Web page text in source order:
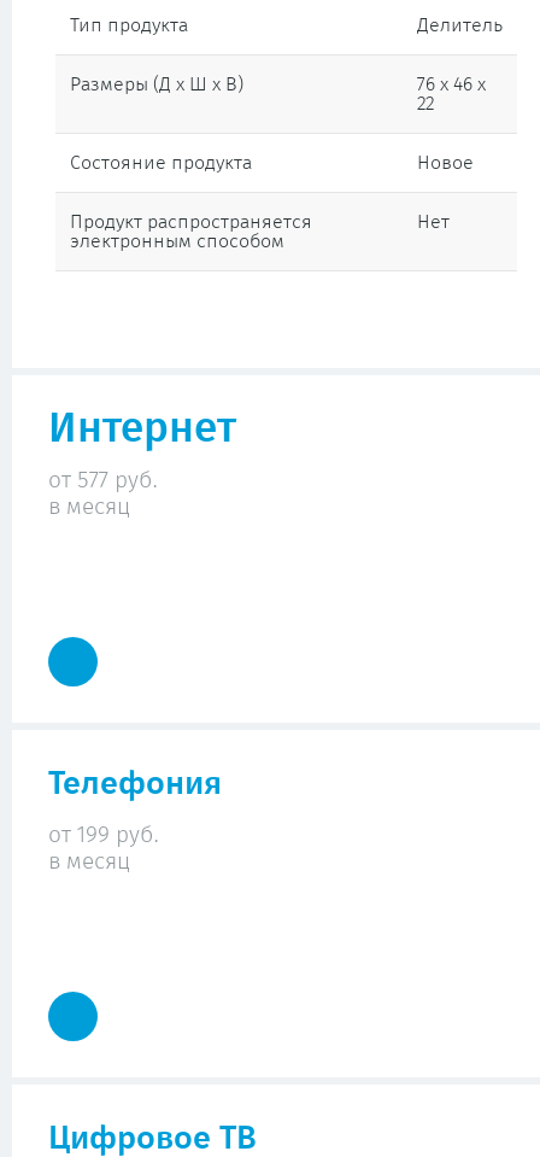
Тип продукта Делитель
Размеры (Д х Ш х В)
76 x 46 x
22
Состояние продукта Новое
Продукт распространяется
электронным способом
Нет
Интернет
от 577 руб.
в месяц
Телефония
от 199 руб.
в месяц
Цифровое ТВ